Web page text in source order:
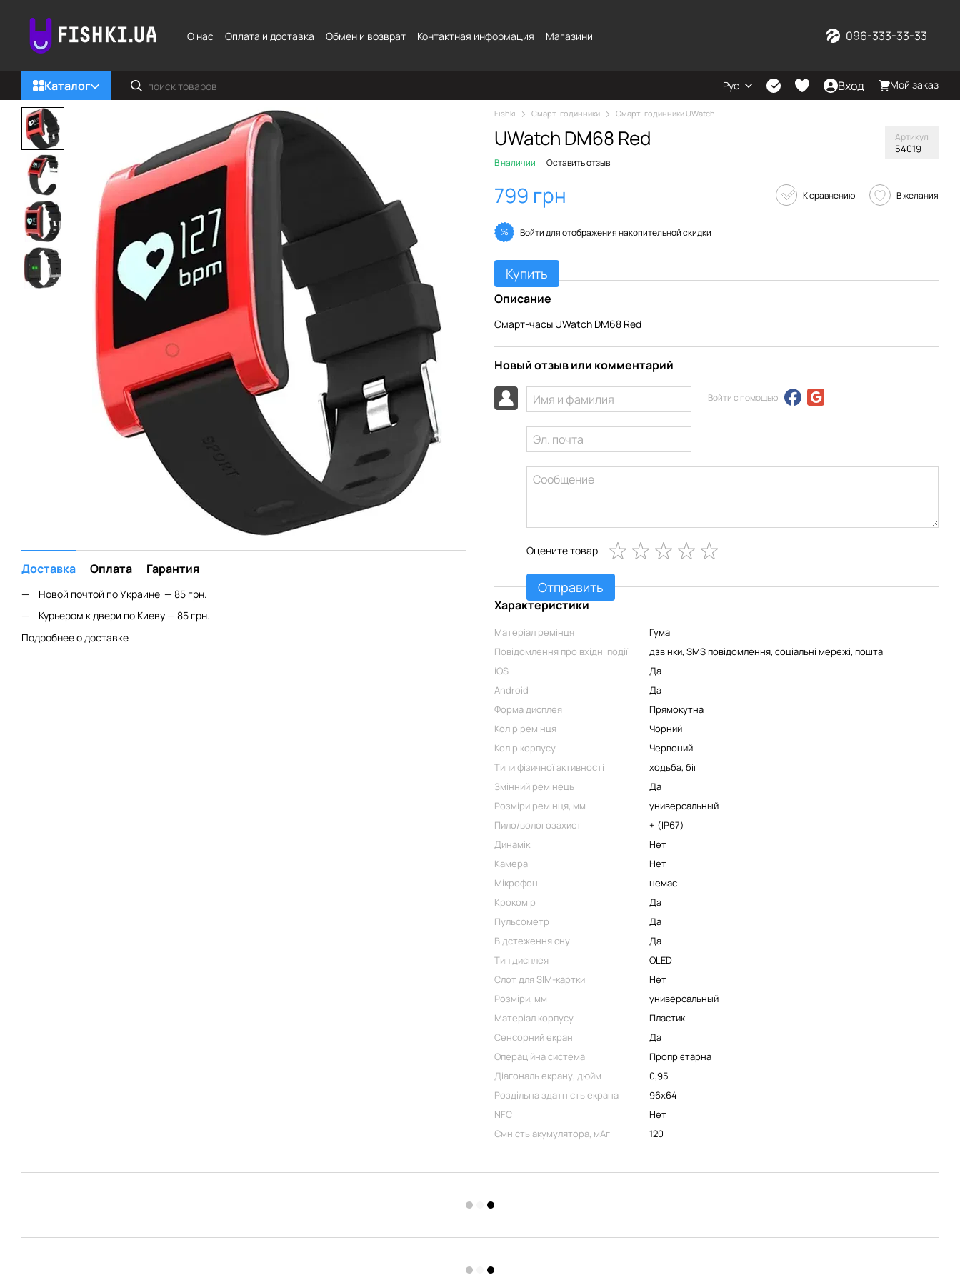
О нас
Оплата и доставка Обмен и возврат Контактная информация Магазини 096-333-33-33
Каталог Рус Вход Мой заказ
Доставка Оплата Гарантия
Новой почтой по Украине — 85 грн.
Курьером к двери по Киеву — 85 грн.
Подробнее о доставке
Fishki Смарт-годинники Смарт-годинники UWatch
UWatch DM68 Red Артикул
54019
В наличии Оставить отзыв
799 грн К сравнению В желания
% Войтидля отображения накопительной скидки
Купить
Описание
Смарт-часы UWatch DM68 Red
Новый отзыв или комментарий
Войти с помощью
Оцените товар
Отправить
Характеристики
Матеріал ремінця
Гума
Повідомлення про вхідні події
дзвінки, SMS повідомлення, соціальні мережі, пошта
iOS
Да
Android
Да
Форма дисплея
Прямокутна
Колір ремінця
Чорний
Колір корпусу
Червоний
Типи фізичної активності
ходьба, біг
Змінний ремінець
Да
Розміри ремінця, мм
универсальный
Пило/вологозахист
+ (IP67)
Динамік
Нет
Камера
Нет
Мікрофон
немає
Крокомір
Да
Пульсометр
Да
Відстеження сну
Да
Тип дисплея
OLED
Слот для SIM-картки
Нет
Розміри, мм
универсальный
Матеріал корпусу
Пластик
Сенсорний екран
Да
Операційна система
Пропрієтарна
Діагональ екрану, дюйм
0,95
Роздільна здатність екрана
96x64
NFC
Нет
Ємність акумулятора, мАг
120